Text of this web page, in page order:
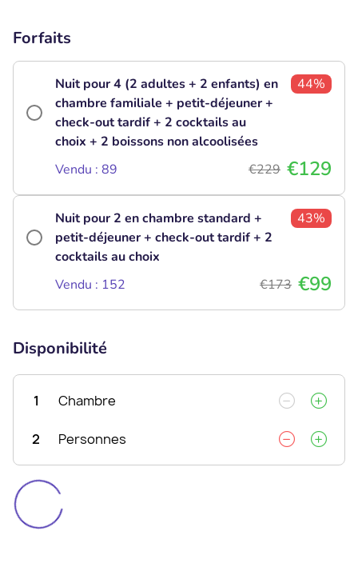
Forfaits
Nuit pour 4 (2 adultes + 2 enfants) en
chambre familiale + petit-déjeuner +
check-out tardif + 2 cocktails au
choix + 2 boissons non alcoolisées
44%
Vendu : 89 €229 €129
Nuit pour 2 en chambre standard +
petit-déjeuner + check-out tardif + 2
cocktails au choix
43%
Vendu : 152 €173 €99
Disponibilité
1 Chambre
2 Personnes